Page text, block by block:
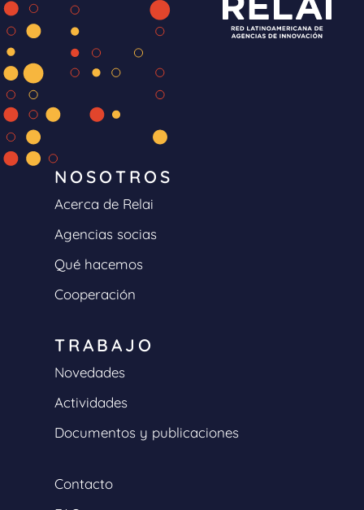
NOSOTROS
Acerca de Relai
Agencias socias
Qué hacemos
Cooperación
TRABAJO
Novedades
Actividades
Documentos y publicaciones
Contacto